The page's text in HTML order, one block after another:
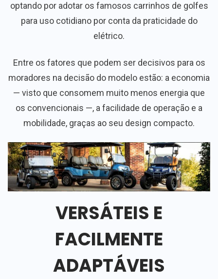
optando por adotar os famosos carrinhos de golfes
para uso cotidiano por conta da praticidade do
elétrico.
Entre os fatores que podem ser decisivos para os
moradores na decisão do modelo estão: a economia
— visto que consomem muito menos energia que
os convencionais —, a facilidade de operação e a
mobilidade, graças ao seu design compacto.
VERSÁTEIS E
FACILMENTE
ADAPTÁVEIS